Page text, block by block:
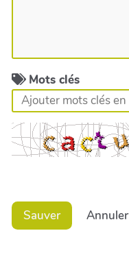
Mots clés
Sauver Annuler